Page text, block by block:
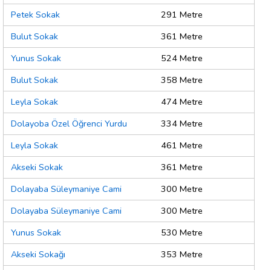
Petek Sokak
291 Metre
Bulut Sokak
361 Metre
Yunus Sokak
524 Metre
Bulut Sokak
358 Metre
Leyla Sokak
474 Metre
Dolayoba Özel Öğrenci Yurdu
334 Metre
Leyla Sokak
461 Metre
Akseki Sokak
361 Metre
Dolayaba Süleymaniye Cami
300 Metre
Dolayaba Süleymaniye Cami
300 Metre
Yunus Sokak
530 Metre
Akseki Sokağı
353 Metre